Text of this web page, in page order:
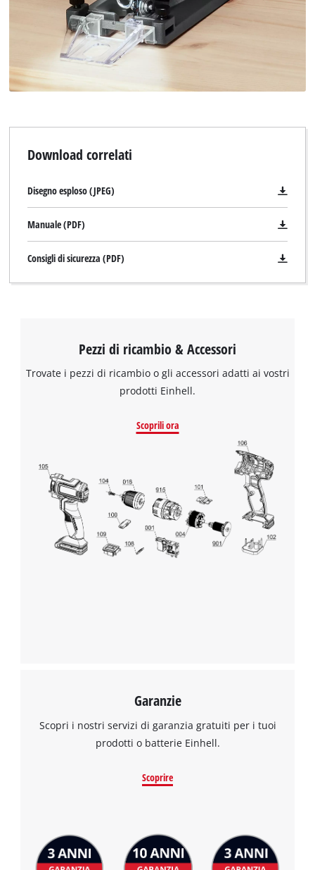
Download correlati
Disegno esploso (JPEG)
Manuale (PDF)
Consigli di sicurezza (PDF)
Pezzi di ricambio & Accessori
Trovate i pezzi di ricambio o gli accessori adatti ai vostri
prodotti Einhell.
Scoprili ora
Garanzie
Scopri i nostri servizi di garanzia gratuiti per i tuoi
prodotti o batterie Einhell.
Scoprire